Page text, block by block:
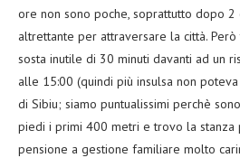
ore non sono poche, soprattutto dopo
altrettante per attraversare la città.
sosta inutile di 30 minuti davanti ad un
alle 15:00 (quindi più insulsa non
di Sibiu; siamo puntualissimi perchè
piedi i primi 400 metri e trovo la stanza
pensione a gestione familiare molto